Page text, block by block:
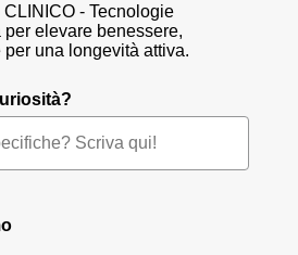
- Tecnologie
per elevare benessere,
per una longevità attiva.